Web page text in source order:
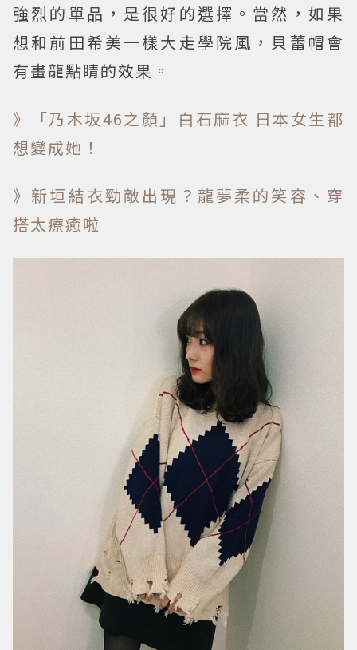
強烈的單品，是很好的選擇。當然，如果
想和前田希美一樣大走學院風，貝蕾帽會
有畫龍點睛的效果。
》「乃木坂46之顏」白石麻衣 日本女生都
想變成她！
》新垣結衣勁敵出現？龍夢柔的笑容、穿
搭太療癒啦